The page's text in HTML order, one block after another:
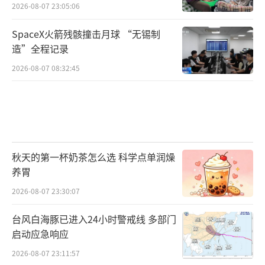
2026-08-07 23:05:06
SpaceX火箭残骸撞击月球 “无锡制
造”全程记录
2026-08-07 08:32:45
秋天的第一杯奶茶怎么选 科学点单润燥
养胃
2026-08-07 23:30:07
台风白海豚已进入24小时警戒线 多部门
启动应急响应
2026-08-07 23:11:57